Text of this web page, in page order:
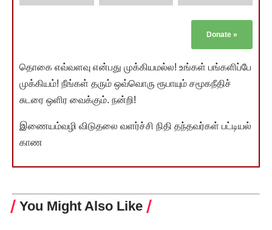
Donate »
தொகை எவ்வளவு என்பது முக்கியமல்ல! உங்கள் பங்களிப்பே
முக்கியம்! நீங்கள் தரும் ஒவ்வொரு ரூபாயும் சமூகநீதிச்
சுடரை ஒளிர வைக்கும். நன்றி!
இணையம்வழி விடுதலை வளர்ச்சி நிதி தந்தவர்கள் பட்டியல்
காண
You Might Also Like